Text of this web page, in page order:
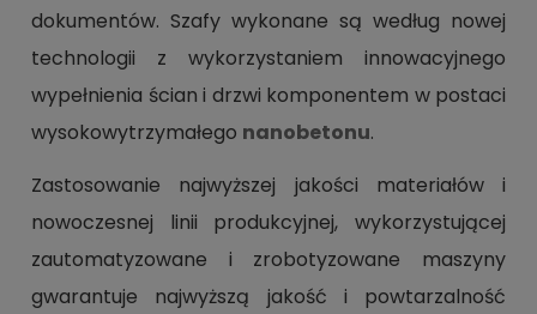
dokumentów. Szafy wykonane są według nowej
technologii z wykorzystaniem innowacyjnego
wypełnienia ścian i drzwi komponentem w postaci
wysokowytrzymałego nanobetonu.
Zastosowanie najwyższej jakości materiałów i
nowoczesnej linii produkcyjnej, wykorzystującej
zautomatyzowane i zrobotyzowane maszyny
gwarantuje najwyższą jakość i powtarzalność